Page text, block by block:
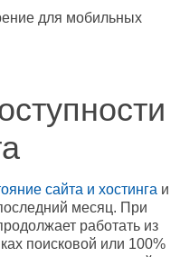
для мобильных
сайта и хостинга и
месяц. При
работать из
поисковой или 100%